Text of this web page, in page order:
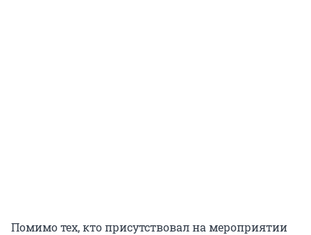
Помимо тех, кто присутствовал на мероприятии